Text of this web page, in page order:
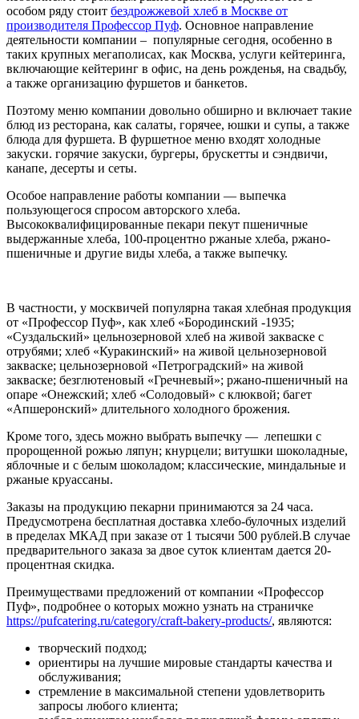
особом ряду стоит бездрожжевой хлеб в Москве от
производителя Профессор Пуф. Основное направление
деятельности компании – популярные сегодня, особенно в
таких крупных мегаполисах, как Москва, услуги кейтеринга,
включающие кейтеринг в офис, на день рожденья, на свадьбу,
а также организацию фуршетов и банкетов.
Поэтому меню компании довольно обширно и включает такие
блюд из ресторана, как салаты, горячее, юшки и супы, а также
блюда для фуршета. В фуршетное меню входят холодные
закуски. горячие закуски, бургеры, брускетты и сэндвичи,
канапе, десерты и сеты.
Особое направление работы компании — выпечка
пользующегося спросом авторского хлеба.
Высококвалифицированные пекари пекут пшеничные
выдержанные хлеба, 100-процентно ржаные хлеба, ржано-
пшеничные и другие виды хлеба, а также выпечку.
В частности, у москвичей популярна такая хлебная продукция
от «Профессор Пуф», как хлеб «Бородинский -1935;
«Суздальский» цельнозерновой хлеб на живой закваске с
отрубями; хлеб «Куракинский» на живой цельнозерновой
закваске; цельнозерновой «Петроградский» на живой
закваске; безглютеновый «Гречневый»; ржано-пшеничный на
опаре «Онежский; хлеб «Солодовый» с клюквой; багет
«Апшеронский» длительного холодного брожения.
Кроме того, здесь можно выбрать выпечку — лепешки с
пророщенной рожью ляпун; кнурцели; витушки шоколадные,
яблочные и с белым шоколадом; классические, миндальные и
ржаные круассаны.
Заказы на продукцию пекарни принимаются за 24 часа.
Предусмотрена бесплатная доставка хлебо-булочных изделий
в пределах МКАД при заказе от 1 тысячи 500 рублей.В случае
предварительного заказа за двое суток клиентам дается 20-
процентная скидка.
Преимуществами предложений от компании «Профессор
Пуф», подробнее о которых можно узнать на страничке
https://pufcatering.ru/category/craft-bakery-products/, являются:
творческий подход;
ориентиры на лучшие мировые стандарты качества и
обслуживания;
стремление в максимальной степени удовлетворить
запросы любого клиента;